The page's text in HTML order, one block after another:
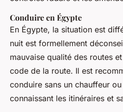
Conduire en Égypte
En Égypte, la situation est
nuit est formellement
mauvaise qualité des routes
code de la route. Il est
conduire sans un chauffeur
connaissant les itinéraires et